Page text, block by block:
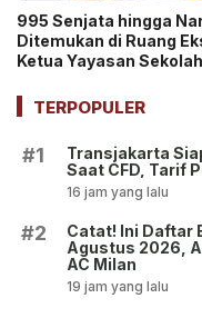
995 Senjata hingga
Ditemukan di Ruang
Ketua Yayasan Sekolah
Ekskul Menembak!
TERPOPULER
#1
Transjakarta
Saat CFD, Tarif
16 jam yang lalu
#2
Catat! Ini Daftar
Agustus 2026,
AC Milan
19 jam yang lalu